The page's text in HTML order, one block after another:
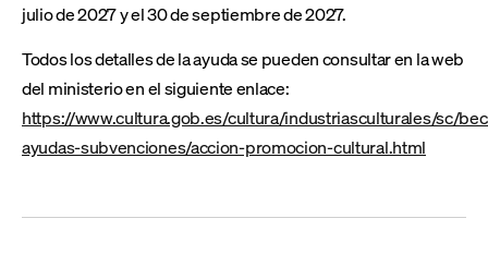
julio de 2027 y el 30 de septiembre de 2027.
Todos los detalles de la ayuda se pueden consultar en la web
del ministerio en el siguiente enlace:
https://www.cultura.gob.es/cultura/industriasculturales/sc/
ayudas-subvenciones/accion-promocion-cultural.html